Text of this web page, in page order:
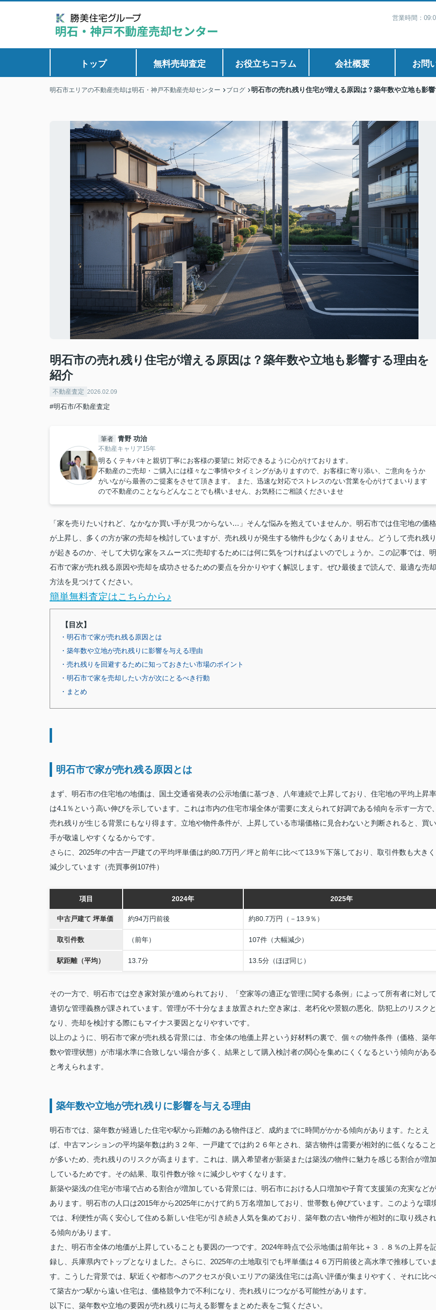
営業時間：
トップ 無料売却査定 お役立ちコラム 会社概要 お問
明石市エリアの不動産売却は明石・神戸不動産売却センター ブログ 明石市の売れ残り住宅が増える原因は？築年数や立地も影
明石市の売れ残り住宅が増える原因は？築年数や立地も影響する理由を
紹介
不動産査定 2026.02.09
#明石市/不動産査定
筆者 青野 功治
不動産キャリア15年
明るくテキパキと親切丁寧にお客様の要望に 対応できるように心がけております。
不動産のご売却・ご購入には様々なご事情やタイミングがありますので、お客様に寄り添い、ご意向をうか
がいながら最善のご提案をさせて頂きます。 また、迅速な対応でストレスのない営業を心がけてまいります
ので不動産のことならどんなことでも構いません、お気軽にご相談くださいませ
「家を売りたいけれど、なかなか買い手が見つからない…」そんな悩みを抱えていませんか。明石市では住宅地の価格
が上昇し、多くの方が家の売却を検討していますが、売れ残りが発生する物件も少なくありません。どうして売れ残り
が起きるのか、そして大切な家をスムーズに売却するためには何に気をつければよいのでしょうか。この記事では、明
石市で家が売れ残る原因や売却を成功させるための要点を分かりやすく解説します。ぜひ最後まで読んで、最適な売却
方法を見つけてください。
簡単無料査定はこちらから♪
【目次】
・明石市で家が売れ残る原因とは
・築年数や立地が売れ残りに影響を与える理由
・売れ残りを回避するために知っておきたい市場のポイント
・明石市で家を売却したい方が次にとるべき行動
・まとめ
明石市で家が売れ残る原因とは
まず、明石市の住宅地の地価は、国土交通省発表の公示地価に基づき、八年連続で上昇しており、住宅地の平均上昇率
は4.1％という高い伸びを示しています。これは市内の住宅市場全体が需要に支えられて好調である傾向を示す一方で、
売れ残りが生じる背景にもなり得ます。立地や物件条件が、上昇している市場価格に見合わないと判断されると、買い
手が敬遠しやすくなるからです。
さらに、2025年の中古一戸建ての平均坪単価は約80.7万円／坪と前年に比べて13.9％下落しており、取引件数も大きく
減少しています（売買事例107件）
項目 2024年 2025年
中古戸建て 坪単価 約94万円前後 約80.7万円（－13.9％）
取引件数 （前年） 107件（大幅減少）
駅距離（平均） 13.7分 13.5分（ほぼ同じ）
その一方で、明石市では空き家対策が進められており、「空家等の適正な管理に関する条例」によって所有者に対して
適切な管理義務が課されています。管理が不十分なまま放置された空き家は、老朽化や景観の悪化、防犯上のリスクと
なり、売却を検討する際にもマイナス要因となりやすいです。
以上のように、明石市で家が売れ残る背景には、市全体の地価上昇という好材料の裏で、個々の物件条件（価格、築年
数や管理状態）が市場水準に合致しない場合が多く、結果として購入検討者の関心を集めにくくなるという傾向がある
と考えられます。
築年数や立地が売れ残りに影響を与える理由
明石市では、築年数が経過した住宅や駅から距離のある物件ほど、成約までに時間がかかる傾向があります。たとえ
ば、中古マンションの平均築年数は約３２年、一戸建てでは約２６年とされ、築古物件は需要が相対的に低くなること
が多いため、売れ残りのリスクが高まります。これは、購入希望者が新築または築浅の物件に魅力を感じる割合が増加
しているためです。その結果、取引件数が徐々に減少しやすくなります。
新築や築浅の住宅が市場で占める割合が増加している背景には、明石市における人口増加や子育て支援策の充実などが
あります。明石市の人口は2015年から2025年にかけて約５万名増加しており、世帯数も伸びています。このような環
では、利便性が高く安心して住める新しい住宅が引き続き人気を集めており、築年数の古い物件が相対的に取り残され
る傾向があります。
また、明石市全体の地価が上昇していることも要因の一つです。2024年時点で公示地価は前年比＋３．８％の上昇を
録し、兵庫県内でトップとなりました。さらに、2025年の土地取引でも坪単価は４６万円前後と高水準で推移していま
す。こうした背景では、駅近くや都市へのアクセスが良いエリアの築浅住宅には高い評価が集まりやすく、それに比べ
て築古かつ駅から遠い住宅は、価格競争力で不利になり、売れ残りにつながる可能性があります。
以下に、築年数や立地の要因が売れ残りに与える影響をまとめた表をご覧ください。